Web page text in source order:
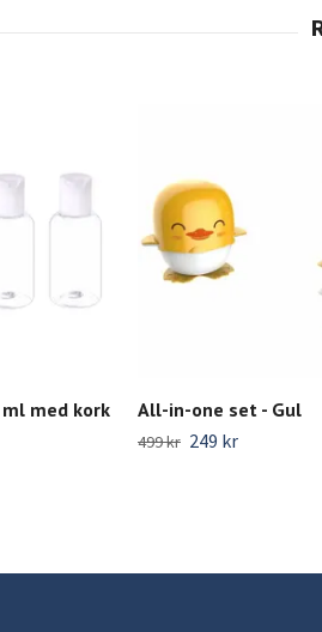
med kork
All-in-one set - Gul
499 kr 249 kr